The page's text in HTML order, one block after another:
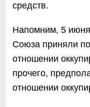
средств.
Напомним, 5 июня
Союза приняли
отношении
прочего,
отношении